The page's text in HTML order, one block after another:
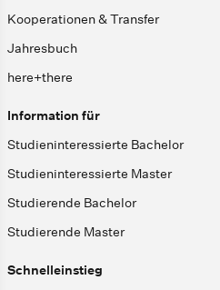
Kooperationen & Transfer
Jahresbuch
here+there
Information für
Studieninteressierte Bachelor
Studieninteressierte Master
Studierende Bachelor
Studierende Master
Schnelleinstieg